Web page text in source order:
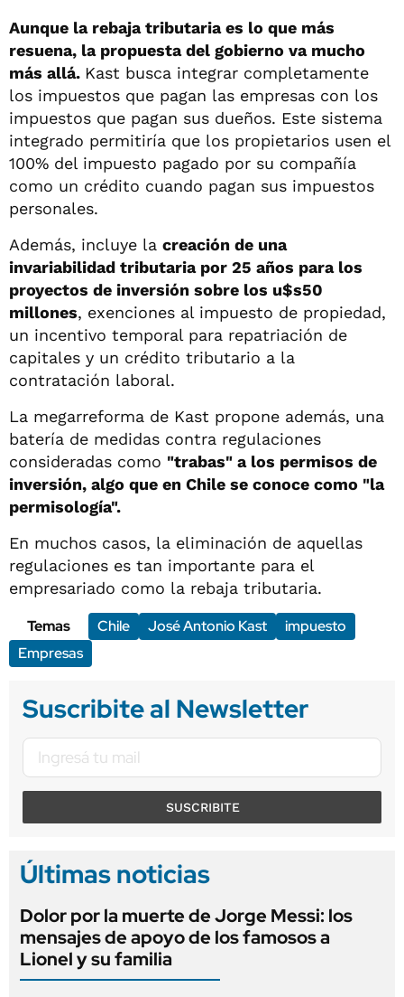
Aunque la rebaja tributaria es lo que más
resuena, la propuesta del gobierno va mucho
más allá. Kast busca integrar completamente
los impuestos que pagan las empresas con los
impuestos que pagan sus dueños. Este sistema
integrado permitiría que los propietarios usen el
100% del impuesto pagado por su compañía
como un crédito cuando pagan sus impuestos
personales.
Además, incluye la creación de una
invariabilidad tributaria por 25 años para los
proyectos de inversión sobre los u$s50
millones, exenciones al impuesto de propiedad,
un incentivo temporal para repatriación de
capitales y un crédito tributario a la
contratación laboral.
La megarreforma de Kast propone además, una
batería de medidas contra regulaciones
consideradas como "trabas" a los permisos de
inversión, algo que en Chile se conoce como "la
permisología".
En muchos casos, la eliminación de aquellas
regulaciones es tan importante para el
empresariado como la rebaja tributaria.
Temas
Chile José Antonio Kast
impuesto
Empresas
Suscribite al Newsletter
SUSCRIBITE
Últimas noticias
Dolor por la muerte de Jorge Messi: los
mensajes de apoyo de los famosos a
Lionel y su familia